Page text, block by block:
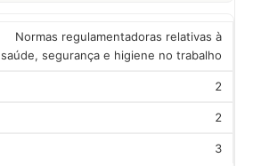
Normas regulamentadoras relativas à
saúde, segurança e higiene no trabalho
2
2
3